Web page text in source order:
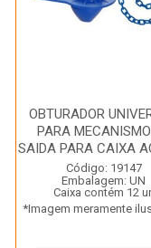
OBTURADOR
PARA
SAIDA PARA CAIXA
Código: 19147
Embalagem: UN
Caixa contém 12
*Imagem meramente